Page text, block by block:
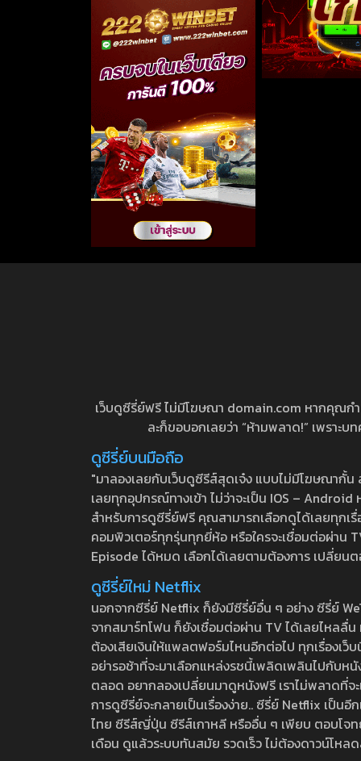
เว็บดูซีรี่ย์ฟรี ไม่มีโฆษณา domain.com หากคุณก
ละก็ขอบอกเลยว่า “ห้ามพลาด!” เพราะ
ดูซีรี่ย์บนมือถือ
"มาลองเลยกับเว็บดูซีรีส์สุดเจ๋ง แบบไม่มีโฆษณากั้
เลยทุกอุปกรณ์ทางเข้า ไม่ว่าจะเป็น IOS –
สำหรับการดูซีรี่ย์ฟรี คุณสามารถเลือกดูได้เลยทุกเ
คอมพิวเตอร์ทุกรุ่นทุกยี่ห้อ หรือใครจะเชื่อมต่อผ่าน
Episode ได้หมด เลือกได้เลยตามต้องการ เปลี่ยน
ดูซีรี่ย์ใหม่ Netflix
นอกจากซีรี่ย์ Netflix ก็ยังมีซีรี่ย์อื่น ๆ อย่าง ซีรี่ย์
จากสมาร์ทโฟน ก็ยังเชื่อมต่อผ่าน TV ได้เลยไหลลื่
ต้องเสียเงินให้แพลตฟอร์มไหนอีกต่อไป ทุกเรื่องเว็
อย่ารอช้าที่จะมาเลือกแหล่งรชนี้เพลิดเพลินไปกับห
ตลอด อยากลองเปลี่ยนมาดูหนังฟรี เราไม่พลาดที่
การดูซีรี่ย์จะกลายเป็นเรื่องง่าย.. ซีรี่ย์ Netflix เป็น
ไทย ซีรีส์ญี่ปุ่น ซีรีส์เกาหลี หรืออื่น ๆ เพียบ ตอบโจท
เดือน ดูแล้วระบบทันสมัย รวดเร็ว ไม่ต้องดาวน์โห